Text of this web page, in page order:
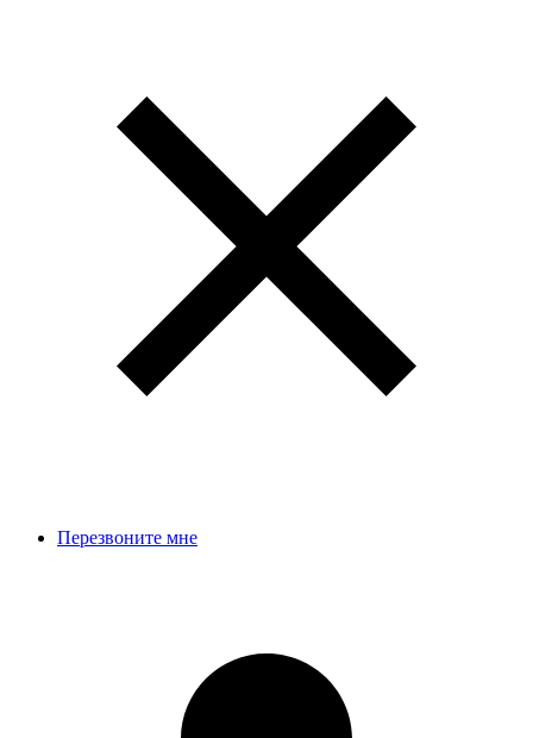
Перезвоните мне